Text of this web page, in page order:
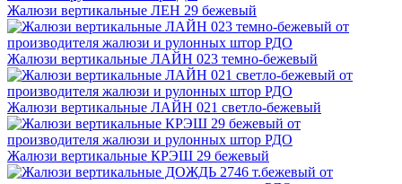
Жалюзи вертикальные ЛЕН 29 бежевый
Жалюзи вертикальные ЛАЙН 023 темно-бежевый
Жалюзи вертикальные ЛАЙН 021 светло-бежевый
Жалюзи вертикальные КРЭШ 29 бежевый